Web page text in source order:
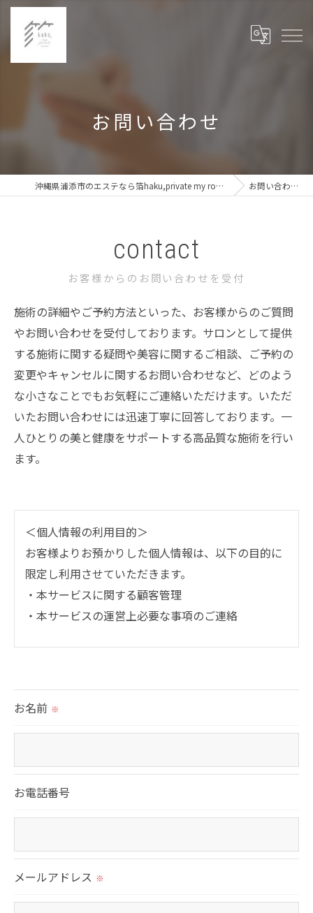
お問い合わせ
沖縄県浦添市のエステなら箔haku,private my room お問い合わせ
お客様からのお問い合わせを受付
contact
施術の詳細やご予約方法といった、お客様からのご質問
やお問い合わせを受付しております。サロンとして提供
する施術に関する疑問や美容に関するご相談、ご予約の
変更やキャンセルに関するお問い合わせなど、どのよう
な小さなことでもお気軽にご連絡いただけます。いただ
いたお問い合わせには迅速丁寧に回答しております。一
人ひとりの美と健康をサポートする高品質な施術を行い
ます。
＜個人情報の利用目的＞
お客様よりお預かりした個人情報は、以下の目的に
限定し利用させていただきます。
・本サービスに関する顧客管理
・本サービスの運営上必要な事項のご連絡
られた場合を除き、
お名前 ※
お電話番号
メールアドレス ※